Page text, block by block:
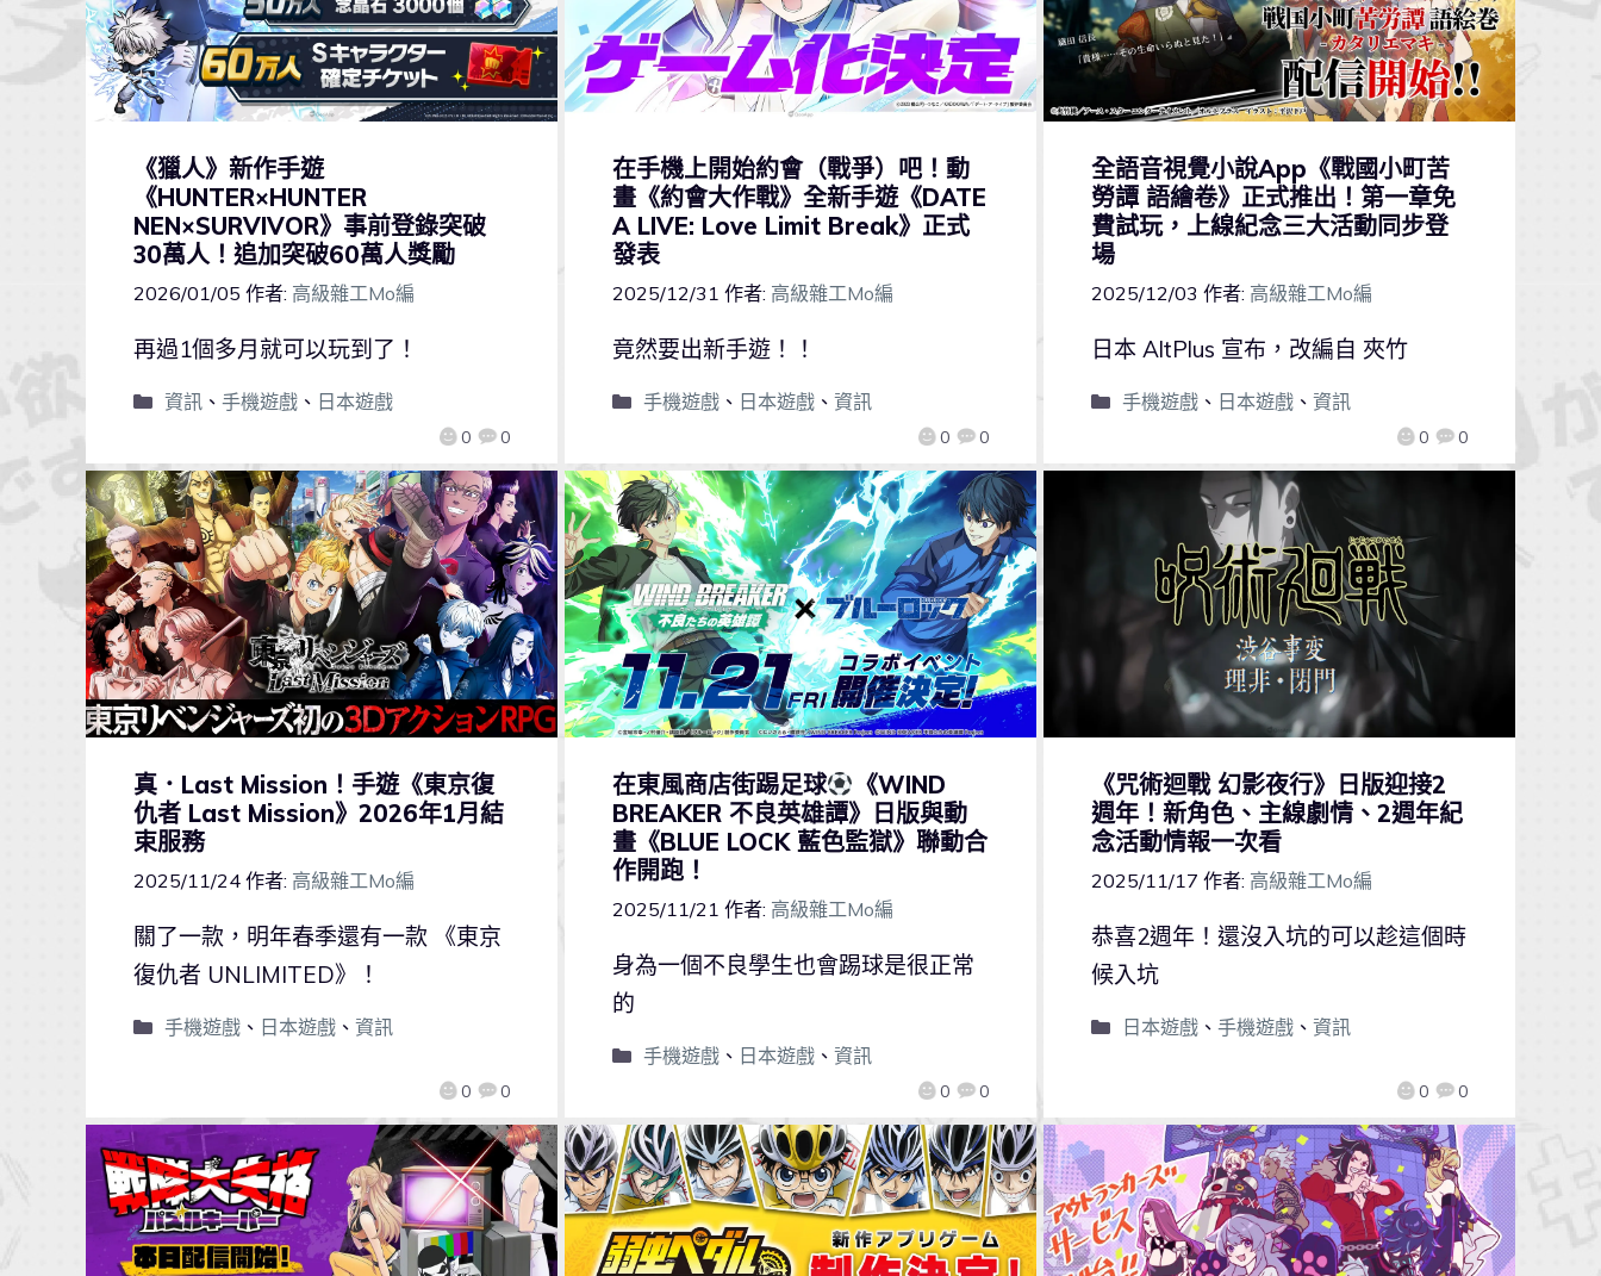
《獵人》新作手遊
《HUNTER×HUNTER
NEN×SURVIVOR》事前登錄突破
30萬人！追加突破60萬人獎勵
2026/01/05 作者: 高級雜工Mo編
0 0
再過1個多月就可以玩到了！
資訊、 手機遊戲、 日本遊戲
在手機上開始約會（戰爭）吧！動
畫《約會大作戰》全新手遊《DATE
A LIVE: Love Limit Break》正式
發表
2025/12/31 作者: 高級雜工Mo編
0 0
竟然要出新手遊！！
手機遊戲、 日本遊戲、 資訊
全語音視覺小說App《戰國小町苦
勞譚 語繪卷》正式推出！第一章免
費試玩，上線紀念三大活動同步登
場
2025/12/03 作者: 高級雜工Mo編
0 0
日本 AltPlus 宣布，改編自 夾竹
手機遊戲、 日本遊戲、 資訊
真．Last Mission！手遊《東京復
仇者 Last Mission》2026年1月結
束服務
2025/11/24 作者: 高級雜工Mo編
0 0
關了一款，明年春季還有一款 《東京
復仇者 UNLIMITED》！
手機遊戲、 日本遊戲、 資訊
在東風商店街踢足球
《WIND
BREAKER 不良英雄譚》日版與動
畫《BLUE LOCK 藍色監獄》聯動合
作開跑！
2025/11/21 作者: 高級雜工Mo編
0 0
身為一個不良學生也會踢球是很正常
的
手機遊戲、 日本遊戲、 資訊
《咒術迴戰 幻影夜行》日版迎接2
週年！新角色、主線劇情、2週年紀
念活動情報一次看
2025/11/17 作者: 高級雜工Mo編
0 0
恭喜2週年！還沒入坑的可以趁這個時
候入坑
日本遊戲、 手機遊戲、 資訊